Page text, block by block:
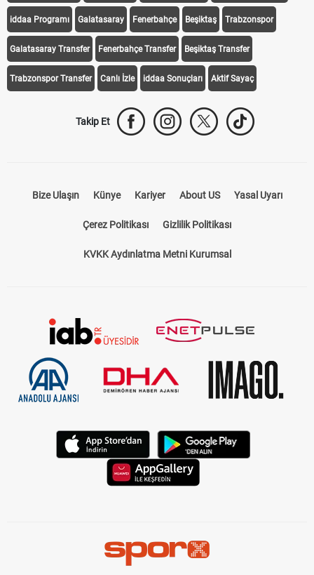
iddaa Programı Galatasaray Fenerbahçe Beşiktaş Trabzonspor
Galatasaray Transfer Fenerbahçe Transfer Beşiktaş Transfer
Trabzonspor Transfer Canlı İzle iddaa Sonuçları Aktif Sayaç
Takip Et
Bize Ulaşın Künye Kariyer About US Yasal Uyarı
Çerez Politikası Gizlilik Politikası
KVKK Aydınlatma Metni Kurumsal